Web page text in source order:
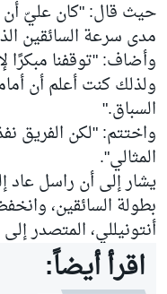
حيث قال: "كان عليّ
مدى سرعة السائقين
وأضاف: "توقفنا مبكرًا
ولذلك كنت أعلم أن
السباق."
واختتم: "لكن الفريق
المثالي".
يشار إلى أن راسل عاد
بطولة السائقين،
أنتونيللي، المتصدر إلى 40 نقطة.
اقرأ أيضاً: